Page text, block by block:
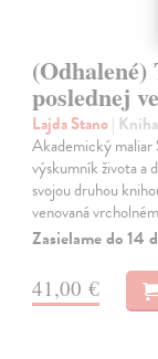
poslednej
Lajda Stano| Kniha
Akademický maliar
výskumník života a
svojou druhou
venovaná
Zasielame do 14
41,00 €